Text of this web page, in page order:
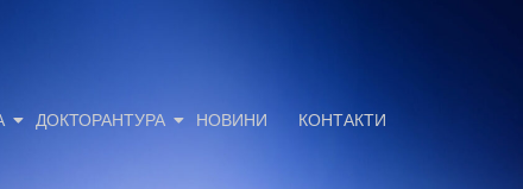
ДОКТОРАНТУРА НОВИНИ КОНТАКТИ